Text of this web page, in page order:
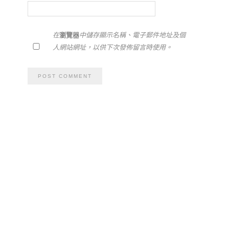
在瀏覽器中儲存顯示名稱、電子郵件地址及個
人網站網址，以供下次發佈留言時使用。